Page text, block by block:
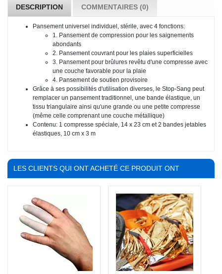
DESCRIPTION COMMENTAIRES (0)
Pansement universel individuel, stérile, avec 4 fonctions:
1. Pansement de compression pour les saignements
abondants
2. Pansement couvrant pour les plaies superficielles
3. Pansement pour brûlures revêtu d'une compresse avec
une couche favorable pour la plaie
4. Pansement de soutien provisoire
Grâce à ses possibilités d'utilisation diverses, le Stop-Sang peut
remplacer un pansement traditionnel, une bande élastique, un
tissu triangulaire ainsi qu'une grande ou une petite compresse
(même celle comprenant une couche métallique)
Contenu: 1 compresse spéciale, 14 x 23 cm et 2 bandes jetables
élastiques, 10 cm x 3 m
LES CLIENTS QUI ONT ACHETÉ CE PRODUIT ONT